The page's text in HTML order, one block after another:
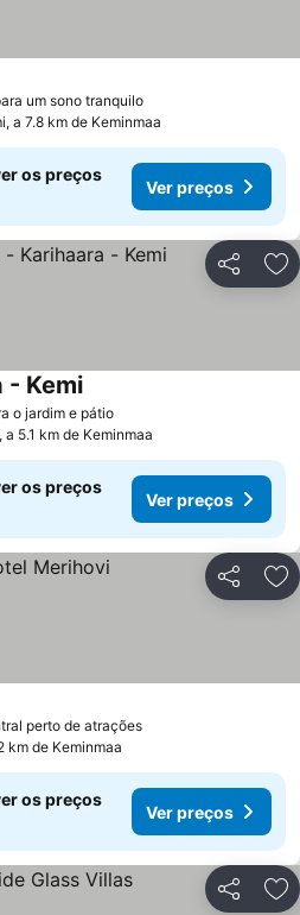
um sono tranquilo
a 7.8 km de Keminmaa
os preços
Ver preços
Partilhar
o jardim e pátio
- Kemi
a 5.1 km de Keminmaa
os preços
Ver preços
Partilhar
perto de atrações
km de Keminmaa
os preços
Ver preços
Partilhar